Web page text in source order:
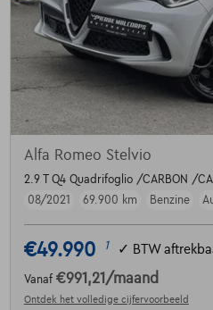
Alfa Romeo Stelvio
2.9 T Q4 Quadrifoglio /CARBON /
08/2021
69.900 km Benzine
€49.990 1 ✓ BTW
Vanaf €991,21 /maand
Ontdek het volledige cijfervoorbeeld